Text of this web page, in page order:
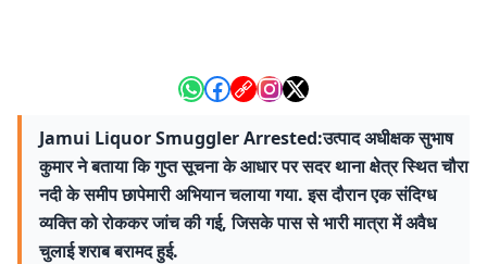
Jamui Liquor Smuggler Arrested:उत्पाद अधीक्षक सुभाष
कुमार ने बताया कि गुप्त सूचना के आधार पर सदर थाना क्षेत्र स्थित चौरा
नदी के समीप छापेमारी अभियान चलाया गया. इस दौरान एक संदिग्ध
व्यक्ति को रोककर जांच की गई, जिसके पास से भारी मात्रा में अवैध
चुलाई शराब बरामद हुई.